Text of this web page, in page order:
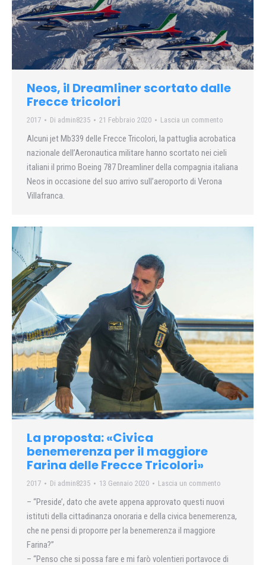
Neos, il Dreamliner scortato dalle
Frecce tricolori
2017 Di admin8235 21 Febbraio 2020 Lascia un commento
Alcuni jet Mb339 delle Frecce Tricolori, la pattuglia acrobatica
nazionale dell’Aeronautica militare hanno scortato nei cieli
italiani il primo Boeing 787 Dreamliner della compagnia italiana
Neos in occasione del suo arrivo sull’aeroporto di Verona
Villafranca.
La proposta: «Civica
benemerenza per il maggiore
Farina delle Frecce Tricolori»
2017 Di admin8235 13 Gennaio 2020 Lascia un commento
– “Preside’, dato che avete appena approvato questi nuovi
istituti della cittadinanza onoraria e della civica benemerenza,
che ne pensi di proporre per la benemerenza il maggiore
Farina?”
– “Penso che si possa fare e mi farò volentieri portavoce di